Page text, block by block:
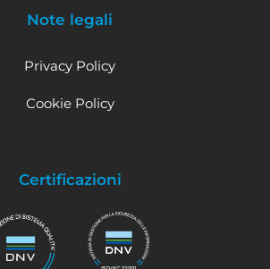
Note legali
Privacy Policy
Cookie Policy
Certificazioni